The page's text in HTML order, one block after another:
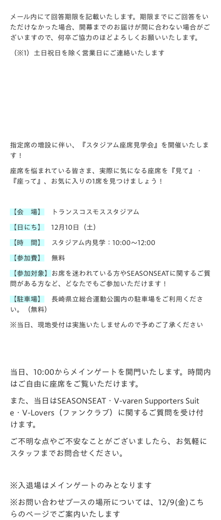
メール内にて回答期限を記載いたします。期限までにご回答をい
ただけなかった場合、開幕までのお届けが間に合わない場合がご
ざいますので、何卒ご協力のほどよろしくお願いいたします。
（※1）土日祝日を除く営業日にご連絡いたします
指定席の増設に伴い、 『スタジアム座席見学会』
を開催いたしま
す！
座席を悩まれている皆さま、実際に気になる座席を『見て』・
『座って』、お気に入りの1席を見つけましょう！
【会 場】 トランスコスモススタジアム
【日にち】 12月10日（土）
【時 間】 スタジアム内見学：10:00～12:00
【参加費】 無料
【参加対象】
お席を迷われている方やSEASONSEATに関するご質
問がある方など、どなたでもご参加いただけます！
【駐車場】
長崎県立総合運動公園内の駐車場をご利用くださ
い。（無料）
※当日、現地受付は実施いたしませんので予めご了承ください
当日、10:00からメインゲートを開門いたします。時間内
はご自由に座席をご覧いただけます。
また、当日はSEASONSEAT・V-varen Supporters Suit
e・V-Lovers（ファンクラブ）に関するご質問を受け付
けます。
ご不明な点やご不安なことがございましたら、お気軽に
スタッフまでお問合せください。
※入退場はメインゲートのみとなります
※お問い合わせブースの場所については、12/9(金)こち
らのページでご案内いたします